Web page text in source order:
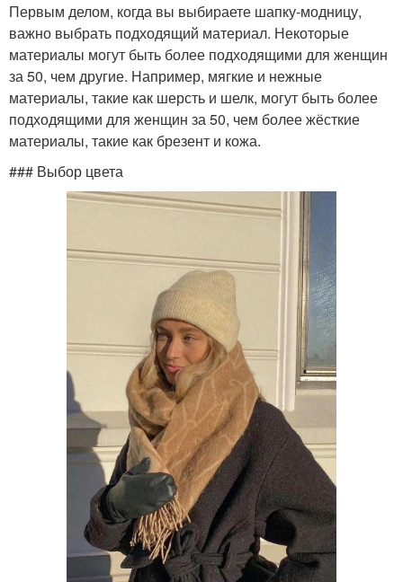
Первым делом, когда вы выбираете шапку-модницу,
важно выбрать подходящий материал. Некоторые
материалы могут быть более подходящими для женщин
за 50, чем другие. Например, мягкие и нежные
материалы, такие как шерсть и шелк, могут быть более
подходящими для женщин за 50, чем более жёсткие
материалы, такие как брезент и кожа.
### Выбор цвета